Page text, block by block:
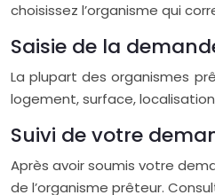
choisissez l’organisme qui
Saisie de la
La plupart des organismes
logement, surface,
Suivi de votre
Après avoir soumis votre
de l’organisme prêteur.